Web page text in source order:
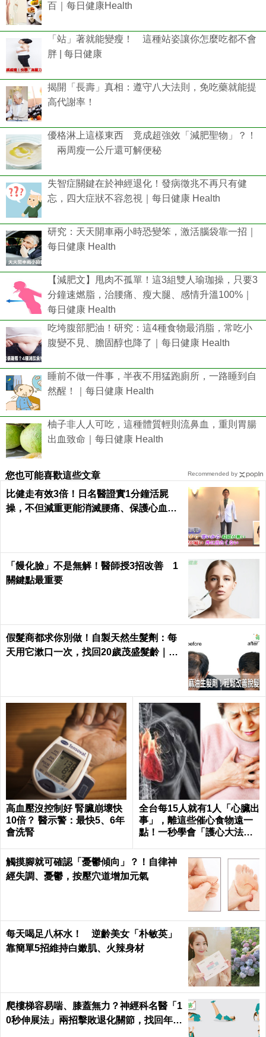
百｜每日健康Health
「站」著就能變瘦！ 這種站姿讓你怎麼吃都不會
胖 | 每日健康
揭開「長壽」真相：遵守八大法則，免吃藥就能提
高代謝率！
優格淋上這樣東西 竟成超強效「減肥聖物」？！
兩周瘦一公斤還可解便秘
失智症關鍵在於神經退化！發病徵兆不再只有健
忘，四大症狀不容忽視｜每日健康 Health
研究：天天開車兩小時恐變笨，激活腦袋靠一招｜
每日健康 Health
【減肥文】甩肉不孤單！這3組雙人瑜珈操，只要3
分鐘速燃脂，治腰痛、瘦大腿、感情升溫100%｜
每日健康 Health
吃垮腹部肥油！研究：這4種食物最消脂，常吃小
腹變不見、膽固醇也降了｜每日健康 Health
睡前不做一件事，半夜不用猛跑廁所，一路睡到自
然醒！｜每日健康 Health
柚子非人人可吃，這種體質輕則流鼻血，重則胃腸
出血致命｜每日健康 Health
您也可能喜歡這些文章
比健走有效3倍！日名醫證實1分鐘活屍
操，不但減重更能消滅腰痛、保護心血管
「饅化臉」不是無解！醫師授3招改善 1
關鍵點最重要
假髮商都求你別做！自製天然生髮劑：每
天用它漱口一次，找回20歲茂盛髮齡｜每
高血壓沒控制好 腎臟崩壞快
10倍？ 醫示警：最快5、6年
會洗腎
全台每15人就有1人「心臟出
事」，離這些催心食物遠一
點！一秒學會「護心大法」
觸摸腳就可確認「憂鬱傾向」？！自律神
經失調、憂鬱，按壓穴道增加元氣
每天喝足八杯水！ 逆齡美女「朴敏英」
靠簡單5招維持白嫩肌、火辣身材
爬樓梯容易喘、膝蓋無力？神經科名醫「1
0秒伸展法」兩招擊敗退化關節，找回年輕
Recommended by